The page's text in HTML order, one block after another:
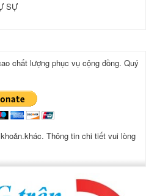
SỰ
chất lượng phục vụ cộng đồng. Quý
Thông tin chi tiết vui lòng